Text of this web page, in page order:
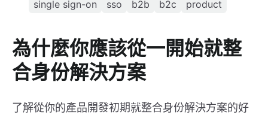
single sign-on sso b2b b2c product
為什麼你應該從一開始就整
合身份解決方案
了解從你的產品開發初期就整合身份解決方案的好